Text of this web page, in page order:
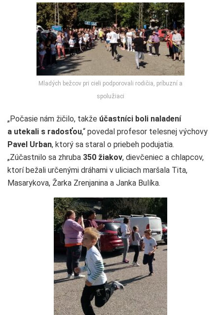
Mladých bežcov pri cieli podporovali rodičia, príbuzní a
spolužiaci
„Počasie nám žičilo, takže účastníci boli naladení
a utekali s radosťou,“ povedal profesor telesnej výchovy
Pavel Urban, ktorý sa staral o priebeh podujatia.
„Zúčastnilo sa zhruba 350 žiakov, dievčeniec a chlapcov,
ktorí bežali určenými dráhami v uliciach maršala Tita,
Masarykova, Žarka Zrenjanina a Janka Bulíka.